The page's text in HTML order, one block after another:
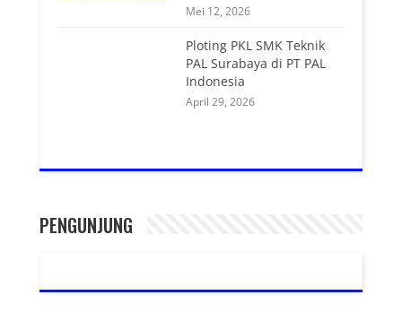
Mei 12, 2026
Ploting PKL SMK Teknik
PAL Surabaya di PT PAL
Indonesia
April 29, 2026
PENGUNJUNG